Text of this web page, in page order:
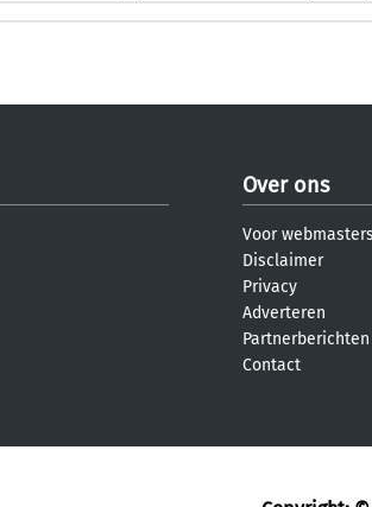
Over ons
Voor webmasters
Disclaimer
Privacy
Adverteren
Partnerberichten
Contact